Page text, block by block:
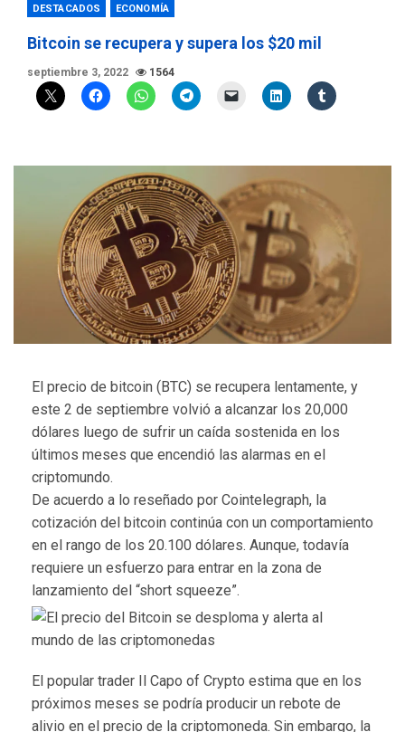
DESTACADOS ECONOMÍA
Bitcoin se recupera y supera los $20 mil
septiembre 3, 2022 1564
El precio de bitcoin (BTC) se recupera lentamente, y
este 2 de septiembre volvió a alcanzar los 20,000
dólares luego de sufrir un caída sostenida en los
últimos meses que encendió las alarmas en el
criptomundo.
De acuerdo a lo reseñado por Cointelegraph, la
cotización del bitcoin continúa con un comportamiento
en el rango de los 20.100 dólares. Aunque, todavía
requiere un esfuerzo para entrar en la zona de
lanzamiento del “short squeeze”.
El popular trader Il Capo of Crypto estima que en los
próximos meses se podría producir un rebote de
alivio en el precio de la criptomoneda. Sin embargo, la